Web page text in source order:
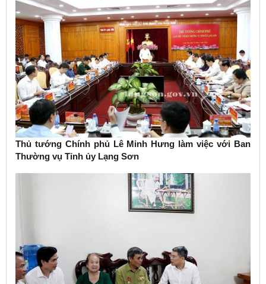
Thủ tướng Chính phủ Lê Minh Hưng làm việc với Ban
Thường vụ Tỉnh ủy Lạng Sơn